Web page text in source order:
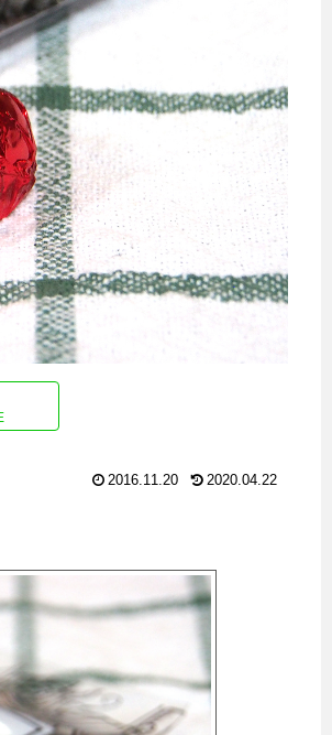
2016.11.20 2020.04.22